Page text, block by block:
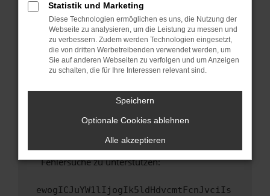
Betriebssystem auf dem neuesten Stand
sind.
Veraltete Software birgt nicht nur ein
Sicherheitsrisiko, sondern kann auch dazu
führen, dass bestimmte Funktionen nicht mehr
unterstützt werden.
Wende dich an den Webseitenbetreiber.
Wenn du alle oben genannten Schritte versucht
hast, kontaktiere uns bitte. Wir werden
versuchen, das Problem zu beheben. Du kannst
uns diesen Text schicken, um uns bei der
Fehlersuche zu unterstützen:
ewogICJuYW1lIjogIk5ldHdvcmtFcnJvciIs
Statistik und Marketing
Diese Technologien ermöglichen es uns, die Nutzung der
Webseite zu analysieren, um die Leistung zu messen und
zu verbessern. Zudem werden Technologien eingesetzt,
die von dritten Werbetreibenden verwendet werden, um
Sie auf anderen Webseiten zu verfolgen und um Anzeigen
zu schalten, die für Ihre Interessen relevant sind.
Speichern
Optionale Cookies ablehnen
Alle akzeptieren